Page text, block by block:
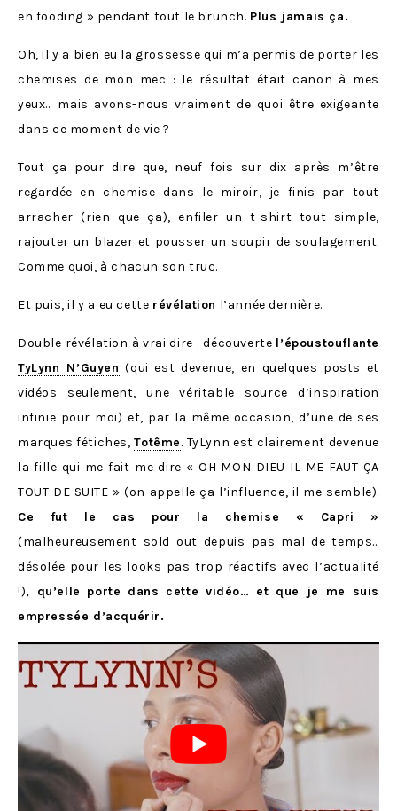
en fooding » pendant tout le brunch. Plus jamais ça.
Oh, il y a bien eu la grossesse qui m’a permis de porter les
chemises de mon mec : le résultat était canon à mes
yeux… mais avons-nous vraiment de quoi être exigeante
dans ce moment de vie ?
Tout ça pour dire que, neuf fois sur dix après m’être
regardée en chemise dans le miroir, je finis par tout
arracher (rien que ça), enfiler un t-shirt tout simple,
rajouter un blazer et pousser un soupir de soulagement.
Comme quoi, à chacun son truc.
Et puis, il y a eu cette révélation l’année dernière.
Double révélation à vrai dire : découverte l’époustouflante
TyLynn N’Guyen (qui est devenue, en quelques posts et
vidéos seulement, une véritable source d’inspiration
infinie pour moi) et, par la même occasion, d’une de ses
marques fétiches,Totême. TyLynn est clairement devenue
la fille qui me fait me dire « OH MON DIEU IL ME FAUT ÇA
TOUT DE SUITE » (on appelle ça l’influence, il me semble).
Ce fut le cas pour la chemise « Capri »
(malheureusement sold out depuis pas mal de temps…
désolée pour les looks pas trop réactifs avec l’actualité
!), qu’elle porte dans cette vidéo… et que je me suis
empressée d’acquérir.